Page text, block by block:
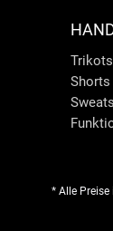
Trikots
Shorts
* Alle Preise